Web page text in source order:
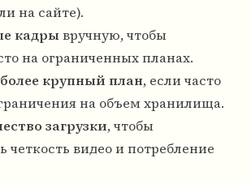
на сайте).
кадрывручную, чтобы
на ограниченных планах.
крупный план, если часто
на объем хранилища.
загрузки, чтобы
четкость видео и потребление